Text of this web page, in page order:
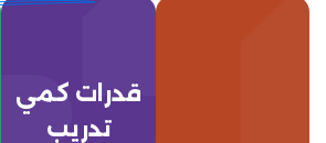
قدرات كمي
تدريب